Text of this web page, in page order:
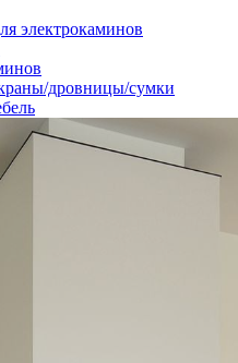
электрокаминов
дровницы/сумки